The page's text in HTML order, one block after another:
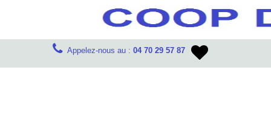
Appelez-nous au : 04 70 29 57 87